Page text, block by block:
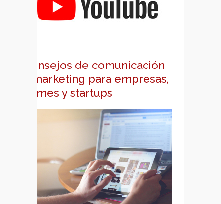
Consejos de comunicación
y marketing para empresas,
pymes y startups